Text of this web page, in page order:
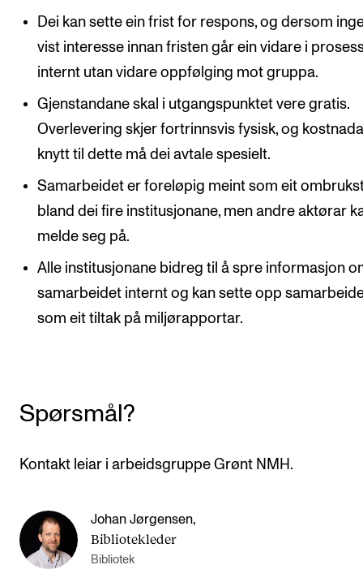
Dei kan sette ein frist for respons, og dersom
vist interesse innan fristen går ein vidare i
internt utan vidare oppfølging mot gruppa.
Gjenstandane skal i utgangspunktet vere gratis.
Overlevering skjer fortrinnsvis fysisk, og
knytt til dette må dei avtale spesielt.
Samarbeidet er foreløpig meint som eit
bland dei fire institusjonane, men andre aktørar
melde seg på.
Alle institusjonane bidreg til å spre informasjon
samarbeidet internt og kan sette opp
som eit tiltak på miljørapportar.
Spørsmål?
Kontakt leiar i arbeidsgruppe Grønt NMH.
Johan Jørgensen,
Bibliotekleder
Bibliotek